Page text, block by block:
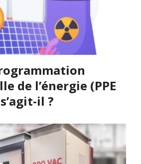
de l’énergie (PPE
il ?